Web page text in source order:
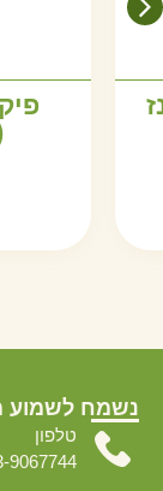
נשמח לשמוע
טלפון
9067744